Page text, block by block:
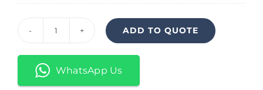
NEW
CHANTIKA
ADD TO QUOTE
WhatsApp Us